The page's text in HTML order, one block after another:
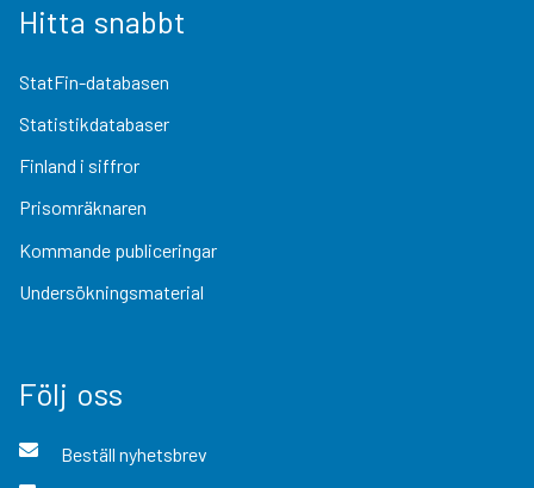
Hitta snabbt
StatFin-databasen
Statistikdatabaser
Finland i siffror
Prisomräknaren
Kommande publiceringar
Undersökningsmaterial
Följ oss
Beställ nyhetsbrev